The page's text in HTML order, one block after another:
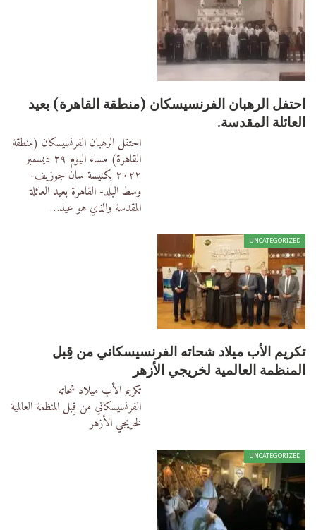
احتفل الرهبان الفرنسيسكان (منطقة القاهرة) بعيد
العائلة المقدسة.
احتفل الرهبان الفرنسيسكان (منطقة
القاهرة) مساء اليوم ٢٩ ديسمبر
٢٠٢٢ بكنيسة سان جوزيف-
وسط البلد- القاهرة بعيد العائلة
المقدسة والذي هو عيد…
UNCATEGORIZED
تكريم الأب ميلاد شحاته الفرنسيسكاني من قِبل
المنظمة العالمية لخريجي الأزهر
تكريم الأب ميلاد شحاته
الفرنسيسكاني من قِبل المنظمة العالمية
لخريجي الأزهر
UNCATEGORIZED